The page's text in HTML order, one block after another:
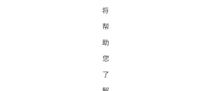
将
帮
助
您
了